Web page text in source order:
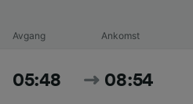
Avgang Ankomst
05:48 08:54